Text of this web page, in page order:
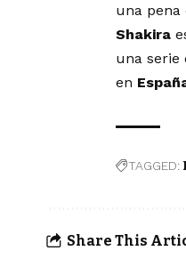
una pena
Shakira
una serie
en
TAGGED:
Share This